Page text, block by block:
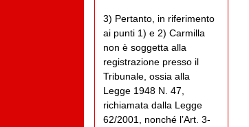
3) Pertanto, in riferimento
ai punti 1) e 2) Carmilla
non è soggetta alla
registrazione presso il
Tribunale, ossia alla
Legge 1948 N. 47,
richiamata dalla Legge
62/2001, nonché l’Art. 3-